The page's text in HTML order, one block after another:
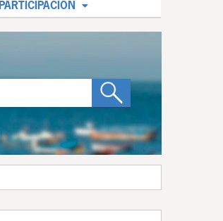
PARTICIPACIÓN